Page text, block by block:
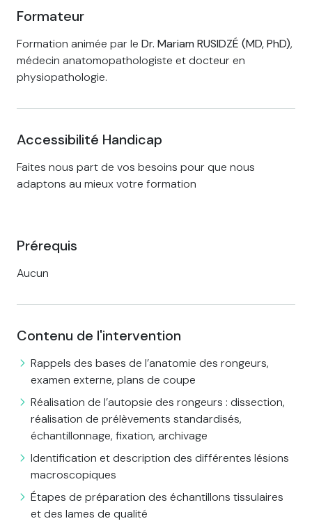
Formateur
Formation animée par le Dr. Mariam RUSIDZÉ (MD, PhD),
médecin anatomopathologiste et docteur en
physiopathologie.
Accessibilité Handicap
Faites nous part de vos besoins pour que nous
adaptons au mieux votre formation
Prérequis
Aucun
Contenu de l'intervention
Rappels des bases de l’anatomie des rongeurs,
examen externe, plans de coupe
Réalisation de l’autopsie des rongeurs : dissection,
réalisation de prélèvements standardisés,
échantillonnage, fixation, archivage
Identification et description des différentes lésions
macroscopiques
Étapes de préparation des échantillons tissulaires
et des lames de qualité